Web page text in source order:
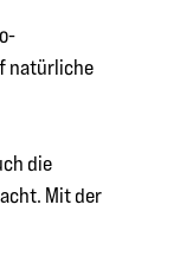
natürliche
die
Mit der